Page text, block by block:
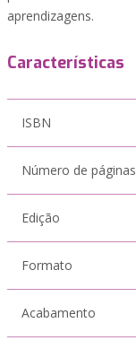
aprendizagens.
Características
ISBN
Número de páginas
Edição
Formato
Acabamento